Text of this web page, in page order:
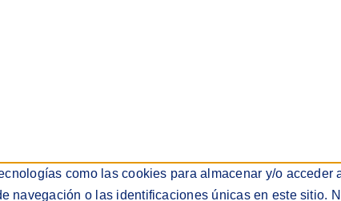
como las cookies para almacenar y/o
navegación o las identificaciones únicas en este sitio.